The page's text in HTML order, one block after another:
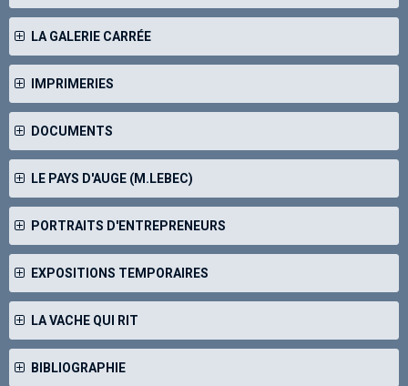
LA GALERIE CARRÉE
IMPRIMERIES
DOCUMENTS
LE PAYS D'AUGE (M.LEBEC)
PORTRAITS D'ENTREPRENEURS
EXPOSITIONS TEMPORAIRES
LA VACHE QUI RIT
BIBLIOGRAPHIE